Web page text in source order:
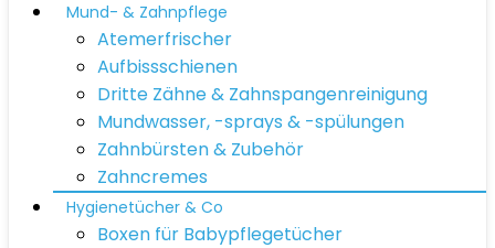
Mund- & Zahnpflege
Atemerfrischer
Aufbissschienen
Dritte Zähne & Zahnspangenreinigung
Mundwasser, -sprays & -spülungen
Zahnbürsten & Zubehör
Zahncremes
Hygienetücher & Co
Boxen für Babypflegetücher